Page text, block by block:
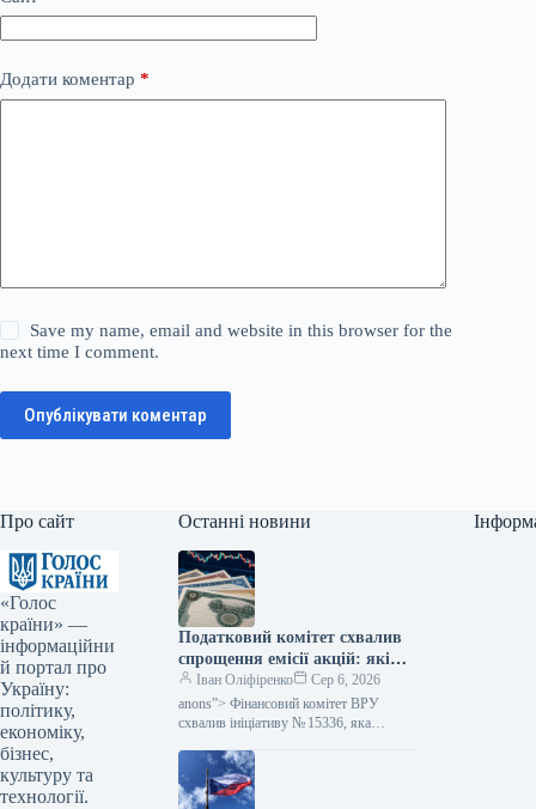
Додати коментар *
Save my name, email and website in this browser for the
next time I comment.
Опублікувати коментар
Про сайт
«Голос
країни» —
інформаційни
й портал про
Україну:
політику,
економіку,
бізнес,
культуру та
технології.
Останні новини
Податковий комітет схвалив
спрощення емісії акцій: які
зміни очікуються — Мінфін
Іван Оліфіренко
Сер 6, 2026
anons”> Фінансовий комітет ВРУ
схвалив ініціативу № 15336, яка
цінних паперів. Цей акт покликаний
скоротити бюрократичні перешкоди,…